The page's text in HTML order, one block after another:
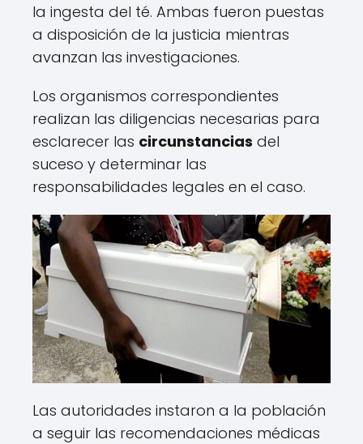
la ingesta del té. Ambas fueron puestas
a disposición de la justicia mientras
avanzan las investigaciones.
Los organismos correspondientes
realizan las diligencias necesarias para
esclarecer las circunstancias del
suceso y determinar las
responsabilidades legales en el caso.
Las autoridades instaron a la población
a seguir las recomendaciones médicas